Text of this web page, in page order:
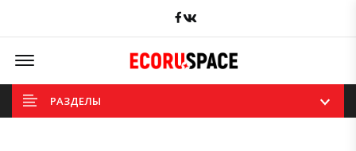
Facebook
Offcanvas Menu Open
РАЗДЕЛЫ